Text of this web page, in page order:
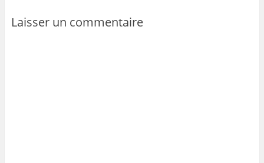
Laisser un commentaire